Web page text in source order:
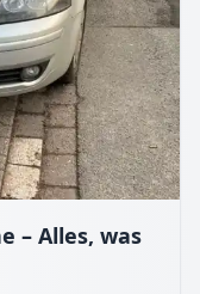
– Alles, was